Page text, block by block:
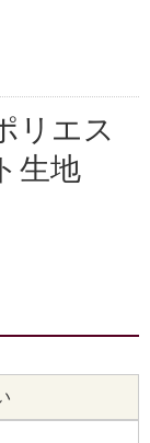
エス
生地